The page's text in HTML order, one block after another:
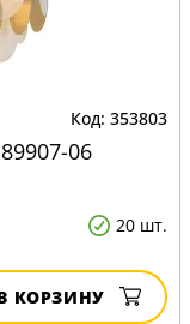
353803
06
20 шт.
КОРЗИНУ